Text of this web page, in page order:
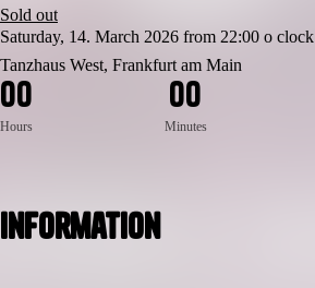
Sold out
Saturday, 14. March 2026 from 22:00 o clock
Tanzhaus West, Frankfurt am Main
00
Hours
00
Minutes
Information